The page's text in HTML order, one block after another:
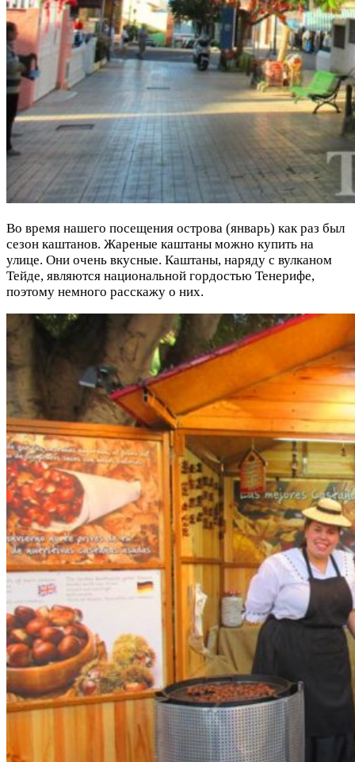
Во время нашего посещения острова (январь) как раз был
сезон каштанов. Жареные каштаны можно купить на
улице. Они очень вкусные. Каштаны, наряду с вулканом
Тейде, являются национальной гордостью Тенерифе,
поэтому немного расскажу о них.